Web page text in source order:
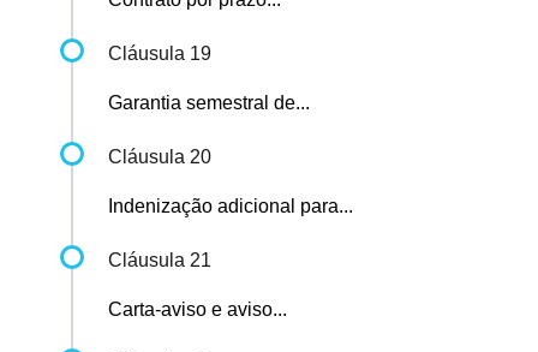
Cláusula 19
Garantia semestral de...
Cláusula 20
Indenização adicional para...
Cláusula 21
Carta-aviso e aviso...